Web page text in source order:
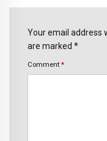
Your email address
are marked *
Comment *